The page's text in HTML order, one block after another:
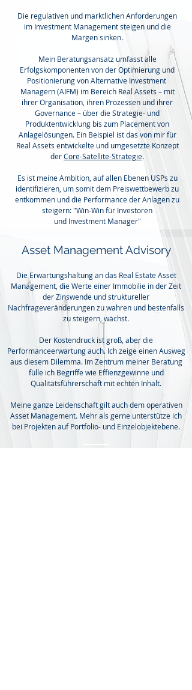
Die regulativen und marktlichenAnforderungen
im Investment Management steigen und die
Margen sinken.
Mein Beratungsansatz umfasst alle
Erfolgskomponenten von der Optimierung und
Positionierung von Alternative Investment
Managern (AIFM) im Bereich Real Assets – mit
ihrer Organisation, ihren Prozessen und ihrer
Governance – über die Strategie- und
Produktentwicklung bis zum Placement von
Anlagelösungen. Ein Beispiel ist das von mir für
Real Assets entwickelte und umgesetzte Konzept
derCore-Satellite-Strategie.
Es ist meine Ambition, auf allen Ebenen USPs zu
identifizieren, um somit dem Preiswettbewerb zu
entkommen und die Performance der Anlagen zu
steigern: "Win-Win für Investoren
und InvestmentManager"
Asset Management Advisory
Die Erwartungshaltung an das Real Estate Asset
Management, die Werte einer Immobilie in der Zeit
derZinswende undstruktureller
Nachfrageveränderungen zu wahren und bestenfalls
zu steigern, wächst.
Der Kostendruck ist groß, aber die
Performanceerwartung auch. Ich zeige einen Ausweg
aus diesem Dilemma. Im Zentrum meiner Beratung
fülle ich Begriffe wie Effienzgewinne und
Qualitätsführerschaft mit echten Inhalt.
Meine ganze Leidenschaft gilt auch dem operativen
Asset Management. Mehr als gerne unterstütze ich
bei Projekten auf Portfolio- und Einzelobjektebene.